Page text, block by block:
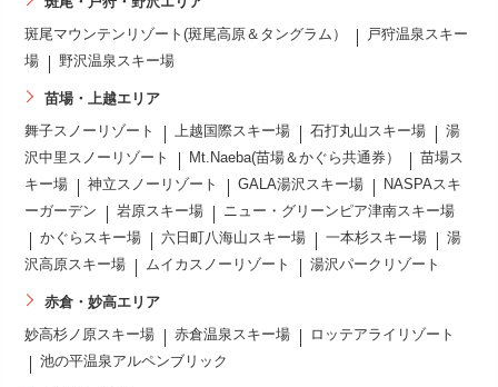
斑尾マウンテンリゾート(斑尾高原＆タングラム）
戸狩温泉スキー
場
野沢温泉スキー場
苗場・上越エリア
舞子スノーリゾート 上越国際スキー場 石打丸山スキー場
湯
沢中里スノーリゾート
Mt.Naeba(苗場＆かぐら共通券）
苗場ス
キー場
神立スノーリゾート GALA湯沢スキー場
NASPAスキ
ーガーデン
岩原スキー場
ニュー・グリーンピア津南スキー場
かぐらスキー場
六日町八海山スキー場 一本杉スキー場
湯
沢高原スキー場
ムイカスノーリゾート 湯沢パークリゾート
赤倉・妙高エリア
妙高杉ノ原スキー場 赤倉温泉スキー場
ロッテアライリゾート
池の平温泉アルペンブリック